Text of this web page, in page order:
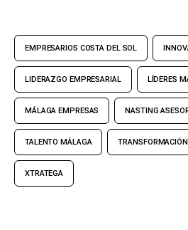
EMPRESARIOS COSTA DEL SOL
LIDERAZGO EMPRESARIAL LÍDERES
MÁLAGA EMPRESAS NASTING
TALENTO MÁLAGA
XTRATEGA